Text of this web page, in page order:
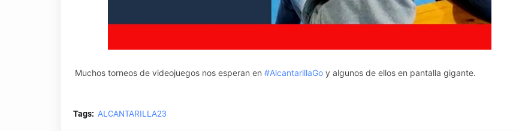
Muchos torneos de videojuegos nos esperan en #AlcantarillaGo y algunos de ellos en pantalla gigante.
Tags: ALCANTARILLA23